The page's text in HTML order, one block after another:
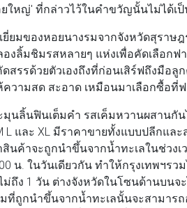
ใหญ่' ที่กล่าวไว้ในคำขวัญนั้นไม่ได้เ
ยี่ยมของหอยนางรมจากจังหวัดสุราษ
งลิ้มชิมรสหลายๆ แห่งเพื่อคัดเลือก
รรด้วยตัวเองถึงที่ก่อนเสิร์ฟถึงมือลู
วามสด สะอาด เหมือนมาเลือกซื้อที่ฟ
นลิ้นฟินเต็มคำ รสเค็มหวานผสานกั
L และ XL มีราคาขายทั้งแบบปลีกและ
นค้าจะถูกนำขึ้นจากน้ำทะเลในช่วงเ
น. ในวันเดียวกัน ทำให้กรุงเทพฯรว
ถึง 1 วัน ต่างจังหวัดในโซนด้านบน
ที่ถูกนำขึ้นจากน้ำทะเลนั้นจะสามาร